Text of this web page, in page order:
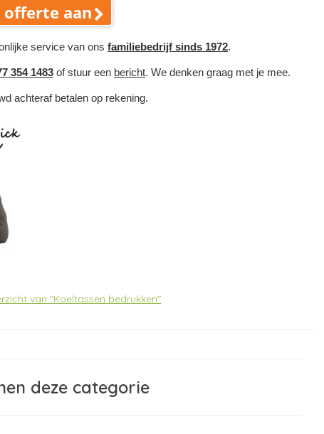
offerte aan
service van onsfamiliebedrijf sinds 1972.
354 1483 of stuur een bericht. We denken graag met je mee.
achteraf betalen op rekening.
van "Koeltassen bedrukken"
deze categorie